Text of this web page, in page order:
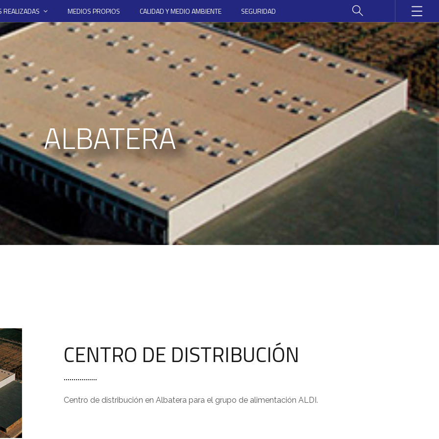
REALIZADAS MEDIOS PROPIOS CALIDAD Y MEDIO AMBIENTE SEGURIDAD
ALBATERA
CENTRO DE DISTRIBUCIÓN
Centro de distribución en Albatera para el grupo de alimentación ALDI.